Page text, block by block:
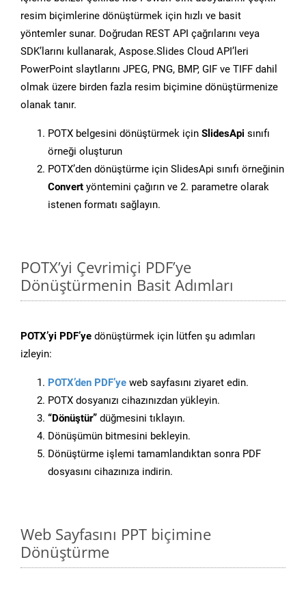
resim biçimlerine dönüştürmek için hızlı ve basit
yöntemler sunar. Doğrudan REST API çağrılarını veya
SDK’larını kullanarak, Aspose.Slides Cloud API’leri
PowerPoint slaytlarını JPEG, PNG, BMP, GIF ve TIFF dahil
olmak üzere birden fazla resim biçimine dönüştürmenize
olanak tanır.
POTX belgesini dönüştürmek için SlidesApi sınıfı
örneği oluşturun
POTX’den dönüştürme için SlidesApi sınıfı örneğinin
Convert yöntemini çağırın ve 2. parametre olarak
istenen formatı sağlayın.
POTX’yi Çevrimiçi PDF’ye
Dönüştürmenin Basit Adımları
POTX’yi PDF’ye dönüştürmek için lütfen şu adımları
izleyin:
POTX’den PDF’ye web sayfasını ziyaret edin.
POTX dosyanızı cihazınızdan yükleyin.
“Dönüştür” düğmesini tıklayın.
Dönüşümün bitmesini bekleyin.
Dönüştürme işlemi tamamlandıktan sonra PDF
dosyasını cihazınıza indirin.
Web Sayfasını PPT biçimine
Dönüştürme